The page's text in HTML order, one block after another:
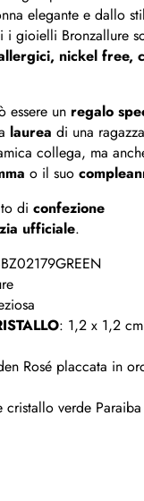
elegante e dallo
i gioielli Bronzallure
nickel free,
essere un regalo
laurea di una
collega, ma
o il suo
di confezione
ufficiale.
: 1,2 x 1,2 cm
Rosé placcata in
cristallo verde